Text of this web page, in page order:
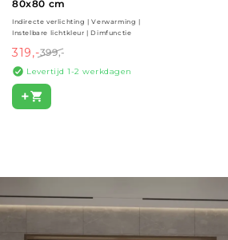
80x80 cm
Indirecte verlichting | Verwarming |
Instelbare lichtkleur | Dimfunctie
319,-399,-
Levertijd 1-2 werkdagen
+